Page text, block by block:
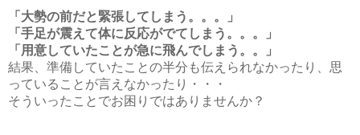
「大勢の前だと緊張してしまう。。。」
「手足が震えて体に反応がでてしまう。。。」
「用意していたことが急に飛んでしまう。。」
結果、準備していたことの半分も伝えられなかったり、思
っていることが言えなかったり・・・
そういったことでお困りではありませんか？